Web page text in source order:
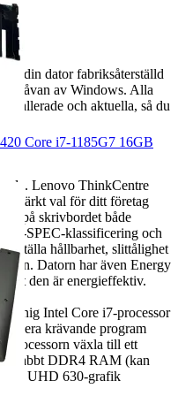
din dator fabriksåterställd
utgåvan av Windows. Alla
och aktuella, så du
Lenovo ThinkCentre
val för ditt företag
på skrivbordet både
SPEC-klassificering och
hållbarhet, slittålighet
Datorn har även Energy
att den är energieffektiv.
Intel Core i7-processor
flera krävande program
processorn växla till ett
Snabbt DDR4 RAM (kan
UHD 630-grafik
Core i7-1185G7 16GB